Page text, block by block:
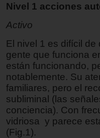
Nivel 1 acciones
Activo
El nivel 1 es difícil
gente que funciona
están funcionando,
notablemente. Su
familiares, pero el
subliminal (las
conciencia). Con
vidriosa y parece
(Fig.1).